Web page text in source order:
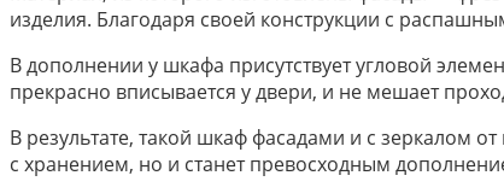
изделия. Благодаря своей конструкции с
В дополнении у шкафа присутствует угловой
прекрасно вписывается у двери, и не мешает
В результате, такой шкаф фасадами и с зеркалом
с хранением, но и станет превосходным